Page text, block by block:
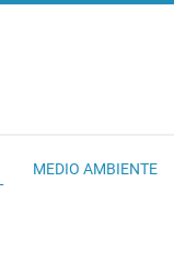
MEDIO AMBIENTE